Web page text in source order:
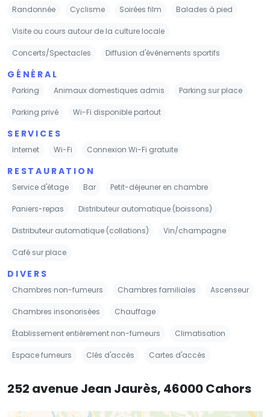
Randonnée Cyclisme Soirées film Balades à pied
Visite ou cours autour de la culture locale
Concerts/Spectacles Diffusion d'événements sportifs
GÉNÉRAL
Parking Animaux domestiques admis Parking sur place
Parking privé Wi-Fi disponible partout
SERVICES
Internet Wi-Fi Connexion Wi-Fi gratuite
RESTAURATION
Service d'étage Bar Petit-déjeuner en chambre
Paniers-repas Distributeur automatique (boissons)
Distributeur automatique (collations) Vin/champagne
Café sur place
DIVERS
Chambres non-fumeurs Chambres familiales Ascenseur
Chambres insonorisées Chauffage
Établissement entièrement non-fumeurs Climatisation
Espace fumeurs Clés d'accès Cartes d'accès
252 avenue Jean Jaurès, 46000 Cahors